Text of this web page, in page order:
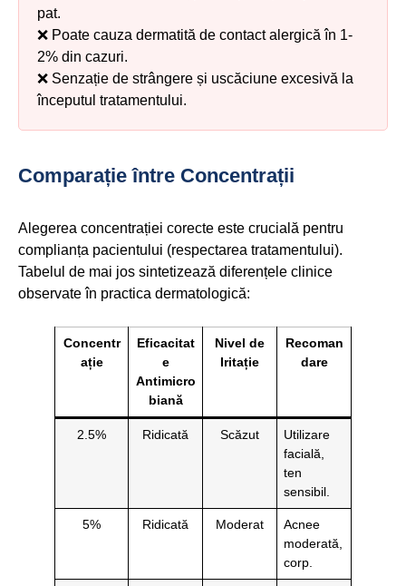
pat.
❌ Poate cauza dermatită de contact alergică în 1-
2% din cazuri.
❌ Senzație de strângere și uscăciune excesivă la
începutul tratamentului.
Comparație între Concentrații
Alegerea concentrației corecte este crucială pentru
complianța pacientului (respectarea tratamentului).
Tabelul de mai jos sintetizează diferențele clinice
observate în practica dermatologică:
Concentr
ație
Eficacitat
e
Antimicro
biană
Nivel de
Iritație
Recoman
dare
2.5% Ridicată Scăzut
Utilizare
facială,
ten
sensibil.
5% Ridicată Moderat
Acnee
moderată,
corp.